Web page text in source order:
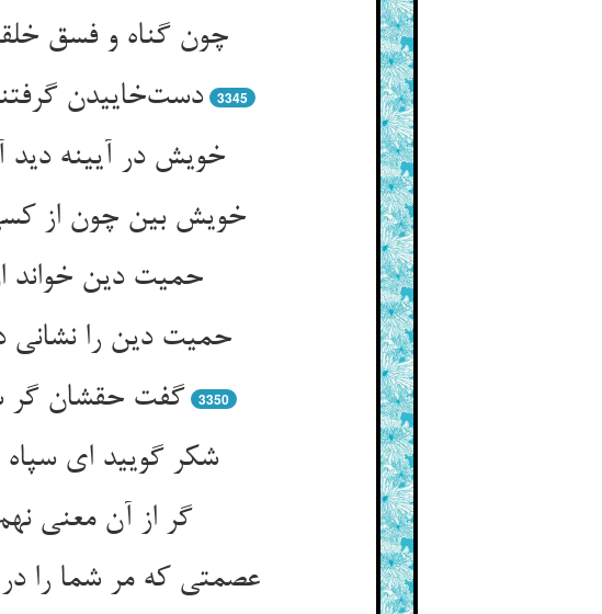
چون گناه و فسق خلقان جهان ** می‌‌شدی بر هر دو روشن آن زمان‌‌
دست‌‌خاییدن گرفتندی ز خشم ** لیک عیب خود ندیدندی به چشم‌‌
3345
خویش در آیینه
خویش بین چون از
حمیت دین خواند
گفت حقشان گر
3350
شکر گویید ای سپاه و چاکران ** رسته‌‌اید از شهوت و از چاک ران‌‌
گر از آن معنی